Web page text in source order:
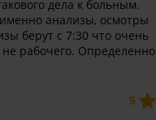
дела к больным.
анализы, осмотры
берут с 7:30 что очень
рабочего. Определенно
5